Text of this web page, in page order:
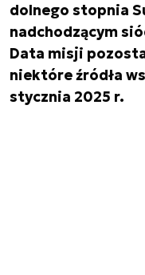
dolnego stopnia
nadchodzącym
Data misji
niektóre źródła
stycznia 2025 r.